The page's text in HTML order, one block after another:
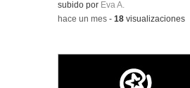
Contenido educativo.
subido por Eva A.
-hace un mes -18 visualizaciones